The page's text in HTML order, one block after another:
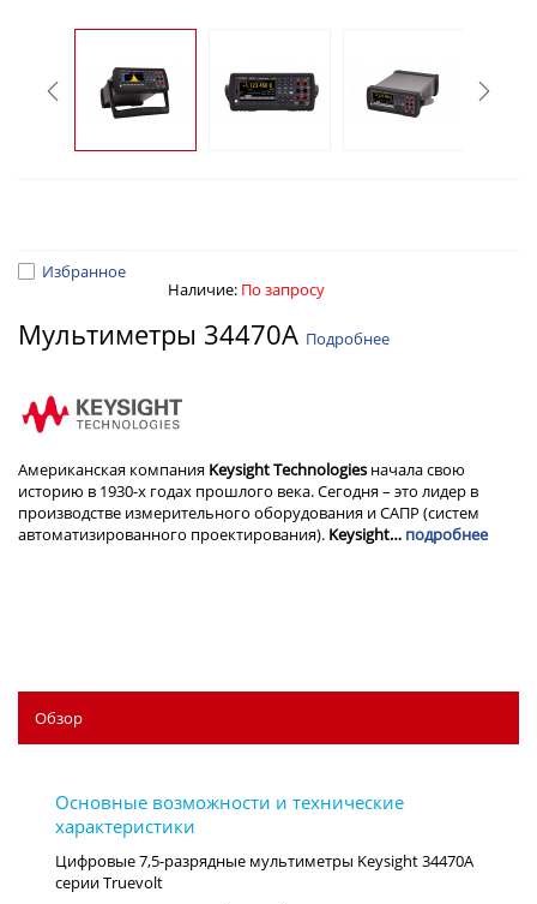
Избранное
Наличие: По запросу
Мультиметры 34470A Подробнее
Американская компания Keysight Technologies начала свою
историю в 1930-х годах прошлого века. Сегодня – это лидер в
производстве измерительного оборудования и САПР (систем
автоматизированного проектирования). Keysight… подробнее
Обзор
Цифровые 7,5-разрядные мультиметры Keysight 34470A
серии Truevolt